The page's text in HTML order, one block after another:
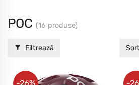
POC (16 produse)
Filtrează